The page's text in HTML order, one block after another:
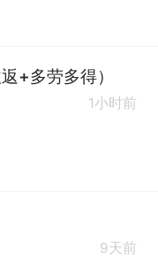
+多劳多得）
1小时前
9天前